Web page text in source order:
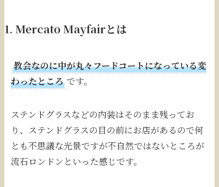
1. Mercato Mayfairとは
教会なのに中が丸々フードコートになっている変
わったところ です。
ステンドグラスなどの内装はそのまま残ってお
り、ステンドグラスの目の前にお店があるので何
とも不思議な光景ですが不自然ではないところが
流石ロンドンといった感じです。